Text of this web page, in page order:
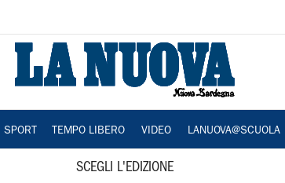
SPORT TEMPO LIBERO VIDEO LANUOVA@SCUOLA
SCEGLI L'EDIZIONE